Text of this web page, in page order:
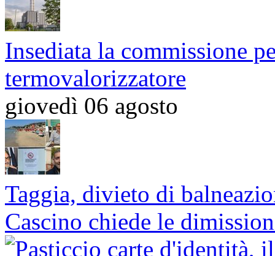
Insediata la commissione
termovalorizzatore
giovedì 06 agosto
Taggia, divieto di
Cascino chiede le